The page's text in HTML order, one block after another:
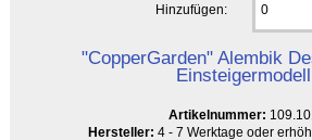
Hinzufügen:
"CopperGarden" Alembik
Einsteigermodell
Artikelnummer:
Hersteller: 4 - 7 Werktage oder